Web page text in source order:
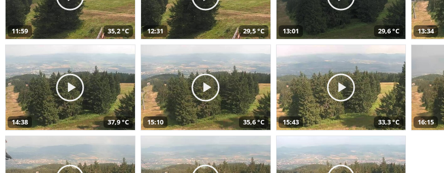
11:59 35,2 °C 12:31 29,5 °C 13:01 29,6 °C 13:34
14:38 37,9 °C 15:10 35,6 °C 15:43 33,3 °C 16:15